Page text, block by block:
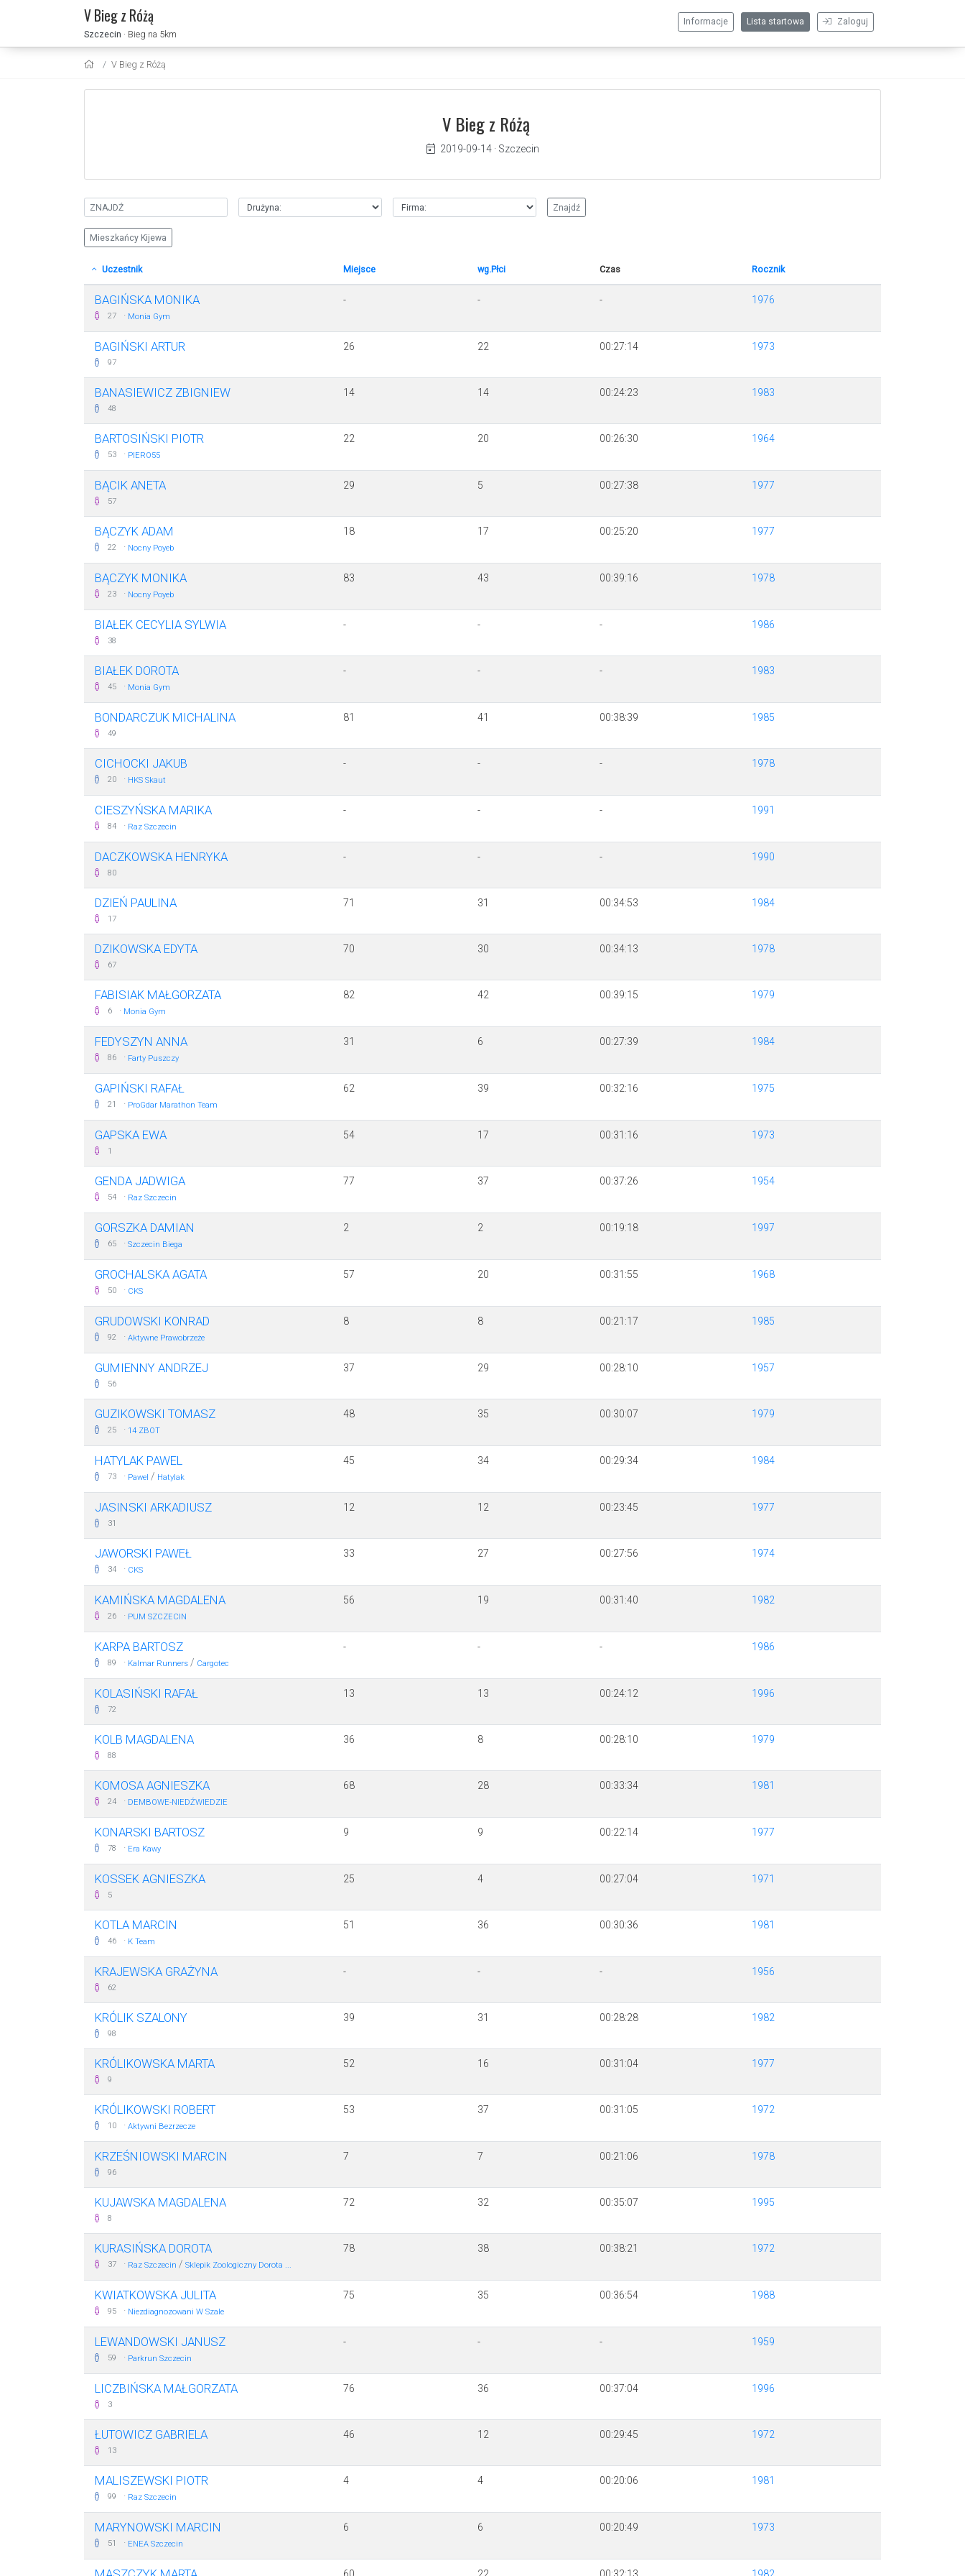
V Bieg z Różą
Szczecin · Bieg na 5km
Zaloguj
Lista startowa
Informacje
V Bieg z Różą
V Bieg z Różą
2019-09-14· Szczecin
Mieszkańcy Kijewa
Uczestnik Miejsce wg.Płci Czas Rocznik
BAGIŃSKA MONIKA
27 · Monia Gym
- - - 1976
BAGIŃSKI ARTUR
97
26 22 00:27:14 1973
BANASIEWICZ ZBIGNIEW
48
14 14 00:24:23 1983
BARTOSIŃSKI PIOTR
53 · PIERO55
22 20 00:26:30 1964
BĄCIK ANETA
57
29 5 00:27:38 1977
BĄCZYK ADAM
22 · Nocny Poyeb
18 17 00:25:20 1977
BĄCZYK MONIKA
23 · Nocny Poyeb
83 43 00:39:16 1978
BIAŁEK CECYLIA SYLWIA
38
- - - 1986
BIAŁEK DOROTA
45 · Monia Gym
- - - 1983
BONDARCZUK MICHALINA
49
81 41 00:38:39 1985
CICHOCKI JAKUB
20 · HKS Skaut
- - - 1978
CIESZYŃSKA MARIKA
84 · Raz Szczecin
- - - 1991
DACZKOWSKA HENRYKA
80
- - - 1990
DZIEŃ PAULINA
17
71 31 00:34:53 1984
DZIKOWSKA EDYTA
67
70 30 00:34:13 1978
FABISIAK MAŁGORZATA
6 · Monia Gym
82 42 00:39:15 1979
FEDYSZYN ANNA
86 · Farty Puszczy
31 6 00:27:39 1984
GAPIŃSKI RAFAŁ
21 · ProGdar Marathon Team
62 39 00:32:16 1975
GAPSKA EWA
1
54 17 00:31:16 1973
GENDA JADWIGA
54 · Raz Szczecin
77 37 00:37:26 1954
GORSZKA DAMIAN
65 · Szczecin Biega
2 2 00:19:18 1997
GROCHALSKA AGATA
50 · CKS
57 20 00:31:55 1968
GRUDOWSKI KONRAD
92 · Aktywne Prawobrzeże
8 8 00:21:17 1985
GUMIENNY ANDRZEJ
56
37 29 00:28:10 1957
GUZIKOWSKI TOMASZ
25 · 14 ZBOT
48 35 00:30:07 1979
HATYLAK PAWEL
73 · Pawel / Hatylak
45 34 00:29:34 1984
JASINSKI ARKADIUSZ
31
12 12 00:23:45 1977
JAWORSKI PAWEŁ
34 · CKS
33 27 00:27:56 1974
KAMIŃSKA MAGDALENA
26 · PUM SZCZECIN
56 19 00:31:40 1982
KARPA BARTOSZ
89 · Kalmar Runners / Cargotec
- - - 1986
KOLASIŃSKI RAFAŁ
72
13 13 00:24:12 1996
KOLB MAGDALENA
88
36 8 00:28:10 1979
KOMOSA AGNIESZKA
24 · DEMBOWE-NIEDŹWIEDZIE
68 28 00:33:34 1981
KONARSKI BARTOSZ
78 · Era Kawy
9 9 00:22:14 1977
KOSSEK AGNIESZKA
5
25 4 00:27:04 1971
KOTLA MARCIN
46 · K Team
51 36 00:30:36 1981
KRAJEWSKA GRAŻYNA
62
- - - 1956
KRÓLIK SZALONY
98
39 31 00:28:28 1982
KRÓLIKOWSKA MARTA
9
52 16 00:31:04 1977
KRÓLIKOWSKI ROBERT
10 · Aktywni Bezrzecze
53 37 00:31:05 1972
KRZEŚNIOWSKI MARCIN
96
7 7 00:21:06 1978
KUJAWSKA MAGDALENA
8
72 32 00:35:07 1995
KURASIŃSKA DOROTA
37 · Raz Szczecin / Sklepik Zoologiczny Dorota ...
78 38 00:38:21 1972
KWIATKOWSKA JULITA
95 · Niezdiagnozowani W Szale
75 35 00:36:54 1988
LEWANDOWSKI JANUSZ
59 · Parkrun Szczecin
- - - 1959
LICZBIŃSKA MAŁGORZATA
3
76 36 00:37:04 1996
ŁUTOWICZ GABRIELA
13
46 12 00:29:45 1972
MALISZEWSKI PIOTR
99 · Raz Szczecin
4 4 00:20:06 1981
MARYNOWSKI MARCIN
51 · ENEA Szczecin
6 6 00:20:49 1973